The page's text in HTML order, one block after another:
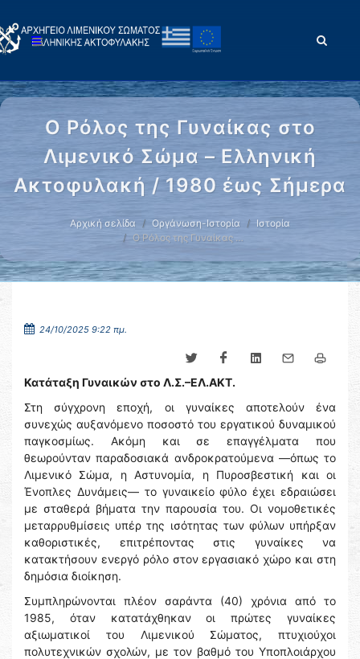
Ο Ρόλος της Γυναίκας στο
Λιμενικό Σώμα – Ελληνική
Ακτοφυλακή / 1980 έως Σήμερα
Αρχική σελίδα Οργάνωση-Ιστορία
Ιστορία
Ο Ρόλος της Γυναίκας …
24/10/2025 9:22 πμ.
Κατάταξη Γυναικών στο Λ.Σ.–ΕΛ.ΑΚΤ.
Στη σύγχρονη εποχή, οι γυναίκες αποτελούν ένα
συνεχώς αυξανόμενο ποσοστό του εργατικού δυναμικού
παγκοσμίως. Ακόμη και σε επαγγέλματα που
θεωρούνταν παραδοσιακά ανδροκρατούμενα —όπως το
Λιμενικό Σώμα, η Αστυνομία, η Πυροσβεστική και οι
Ένοπλες Δυνάμεις— το γυναικείο φύλο έχει εδραιώσει
με σταθερά βήματα την παρουσία του. Οι νομοθετικές
μεταρρυθμίσεις υπέρ της ισότητας των φύλων υπήρξαν
καθοριστικές, επιτρέποντας στις γυναίκες να
κατακτήσουν ενεργό ρόλο στον εργασιακό χώρο και στη
δημόσια διοίκηση.
Συμπληρώνονται πλέον σαράντα (40) χρόνια από το
1985, όταν κατατάχθηκαν οι πρώτες γυναίκες
αξιωματικοί του Λιμενικού Σώματος, πτυχιούχοι
πολυτεχνικών σχολών, με τον βαθμό του Υποπλοιάρχου